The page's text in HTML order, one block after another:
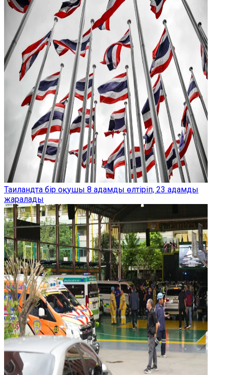
Таиландта бір оқушы 8 адамды өлтіріп, 23 адамды
жаралады